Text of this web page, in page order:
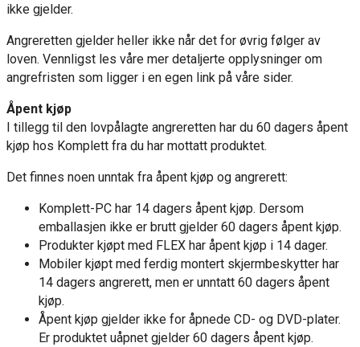
ikke gjelder.
Angreretten gjelder heller ikke når det for øvrig følger av
loven. Vennligst les våre mer detaljerte opplysninger om
angrefristen som ligger i en egen link på våre sider.
Åpent kjøp
I tillegg til den lovpålagte angreretten har du 60 dagers åpent
kjøp hos Komplett fra du har mottatt produktet.
Det finnes noen unntak fra åpent kjøp og angrerett:
Komplett-PC har 14 dagers åpent kjøp. Dersom
emballasjen ikke er brutt gjelder 60 dagers åpent kjøp.
Produkter kjøpt med FLEX har åpent kjøp i 14 dager.
Mobiler kjøpt med ferdig montert skjermbeskytter har
14 dagers angrerett, men er unntatt 60 dagers åpent
kjøp.
Åpent kjøp gjelder ikke for åpnede CD- og DVD-plater.
Er produktet uåpnet gjelder 60 dagers åpent kjøp.